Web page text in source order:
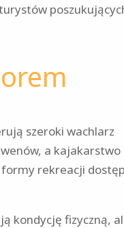
szeroki wachlarz
a kajakarstwo
rekreacji
kondycję fizyczną,